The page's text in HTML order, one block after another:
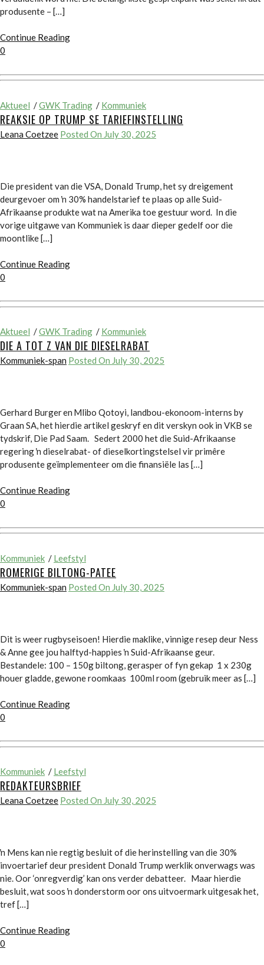
produsente – […]
Continue Reading
0
Aktueel /GWK Trading / Kommuniek
REAKSIE OP TRUMP SE TARIEFINSTELLING
Leana Coetzee Posted On July 30, 2025
Die president van die VSA, Donald Trump, het sy dreigement
deurgevoer om ŉ 30% handelstarief te plaas op alle Suid-
Afrikaanse produkte wat na Amerika toe gestuur word. In die
vorige uitgawe van Kommuniek is daar dieper gedelf oor die
moontlike […]
Continue Reading
0
Aktueel /GWK Trading / Kommuniek
DIE A TOT Z VAN DIE DIESELRABAT
Kommuniek-span Posted On July 30, 2025
Gerhard Burger en Mlibo Qotoyi, landbou-ekonoom-interns by
Graan SA, het hierdie artikel geskryf en dit verskyn ook in VKB se
tydskrif, Die Pad Saam. Sedert 2000 het die Suid-Afrikaanse
regering ŉ dieselrabat- of dieselkortingstelsel vir primêre
produsente geïmplementeer om die finansiële las […]
Continue Reading
0
Kommuniek / Leefstyl
ROMERIGE BILTONG-PATEE
Kommuniek-span Posted On July 30, 2025
Dit is weer rugbyseisoen! Hierdie maklike, vinnige resep deur Ness
& Anne gee jou halftyd-happies ŉ Suid-Afrikaanse geur.
Bestandele: 100 – 150g biltong, gerasper of fyn gekap 1 x 230g
houer gladde, gewone roomkaas 100ml room (gebruik meer as […]
Continue Reading
0
Kommuniek / Leefstyl
REDAKTEURSBRIEF
Leana Coetzee Posted On July 30, 2025
ŉ Mens kan nie regtig besluit of die herinstelling van die 30%
invoertarief deur president Donald Trump werklik onverwags was
nie. Oor ‘onregverdig’ kan ons verder debatteer. Maar hierdie
besluit, wat soos ŉ donderstorm oor ons uitvoermark uitgesak het,
tref […]
Continue Reading
0